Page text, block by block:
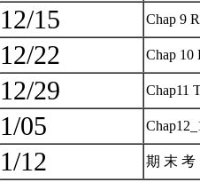
12/15 Chap 9
12/22 Chap
12/29 Chap11
1/05
1/12 期 末 考